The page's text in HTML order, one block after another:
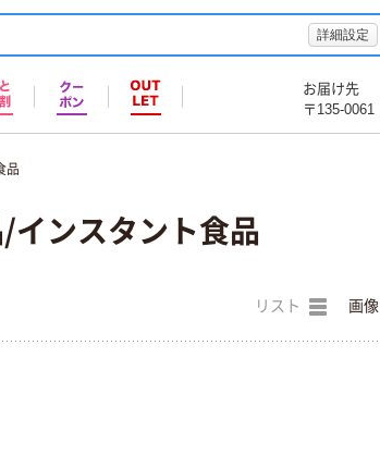
詳細設定
お届け先
〒135-0061
品
インスタント食品
リスト 画像